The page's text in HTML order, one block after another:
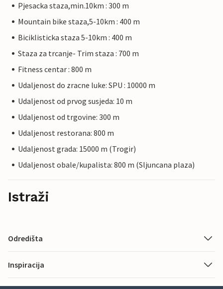
Pjesacka staza,min.10km : 300 m
Mountain bike staza,5-10km : 400 m
Biciklisticka staza 5-10km : 400 m
Staza za trcanje- Trim staza : 700 m
Fitness centar : 800 m
Udaljenost do zracne luke: SPU : 10000 m
Udaljenost od prvog susjeda: 10 m
Udaljenost od trgovine: 300 m
Udaljenost restorana: 800 m
Udaljenost grada: 15000 m (Trogir)
Udaljenost obale/kupalista: 800 m (Sljuncana plaza)
Istraži
Odredišta
Inspiracija